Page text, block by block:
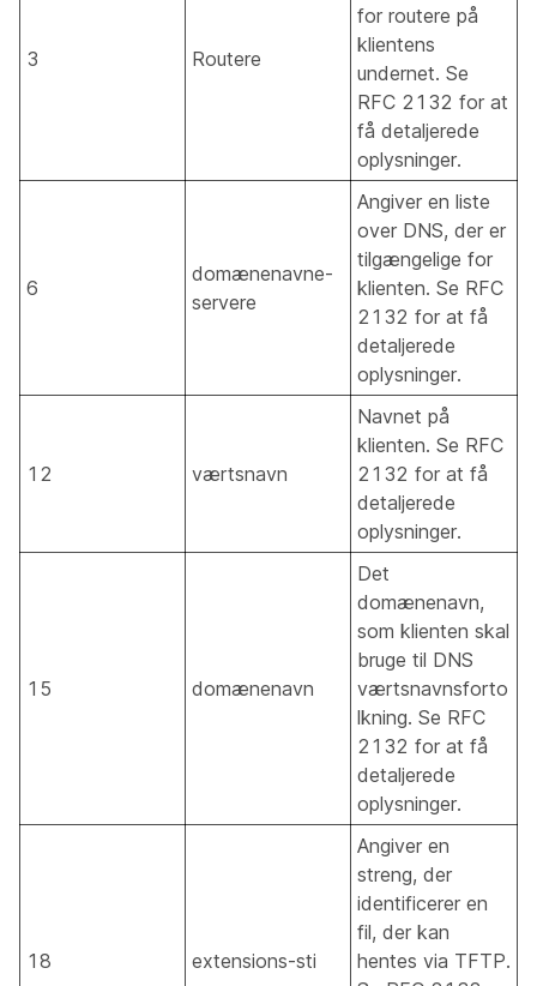
3 Routere
for routere på
klientens
undernet. Se
RFC 2132 for at
få detaljerede
oplysninger.
6
domænenavne-
servere
Angiver en liste
over DNS, der er
tilgængelige for
klienten. Se RFC
2132 for at få
detaljerede
oplysninger.
12 værtsnavn
Navnet på
klienten. Se RFC
2132 for at få
detaljerede
oplysninger.
15 domænenavn
Det
domænenavn,
som klienten skal
bruge til DNS
værtsnavnsforto
lkning. Se RFC
2132 for at få
detaljerede
oplysninger.
18 extensions-sti
Angiver en
streng, der
identificerer en
fil, der kan
hentes via TFTP.